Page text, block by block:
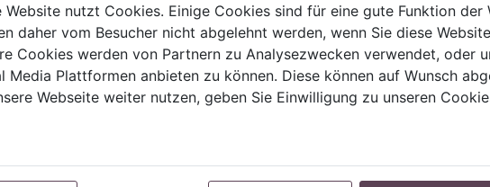
jeweils gültigen Mehrwertsteuer und Versandkosten. Für Irrtümer und
50,00 EUR behalten wir uns die Berechnung eines
Farbabweichungen zwischen der Bildschirmdarstellung und dem
Website nutzt Cookies. Einige Cookies sind für eine gute Funktion der
daher vom Besucher nicht abgelehnt werden, wenn Sie diese
Cookies werden von Partnern zu Analysezwecken verwendet, oder
Media Plattformen anbieten zu können. Diese können auf Wunsch
Webseite weiter nutzen, geben Sie Einwilligung zu unseren